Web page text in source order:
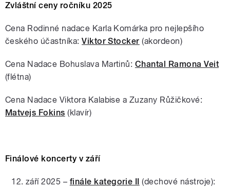
Zvláštní ceny ročníku 2025
Cena Rodinné nadace Karla Komárka pro nejlepšího
českého účastníka:Viktor Stocker (akordeon)
Cena Nadace Bohuslava Martinů: Chantal Ramona Veit
(flétna)
Cena Nadace Viktora Kalabise a Zuzany Růžičkové:
Matvejs Fokins (klavír)
Finálové koncerty v září
září 2025 – finále kategorie II (dechové nástroje):